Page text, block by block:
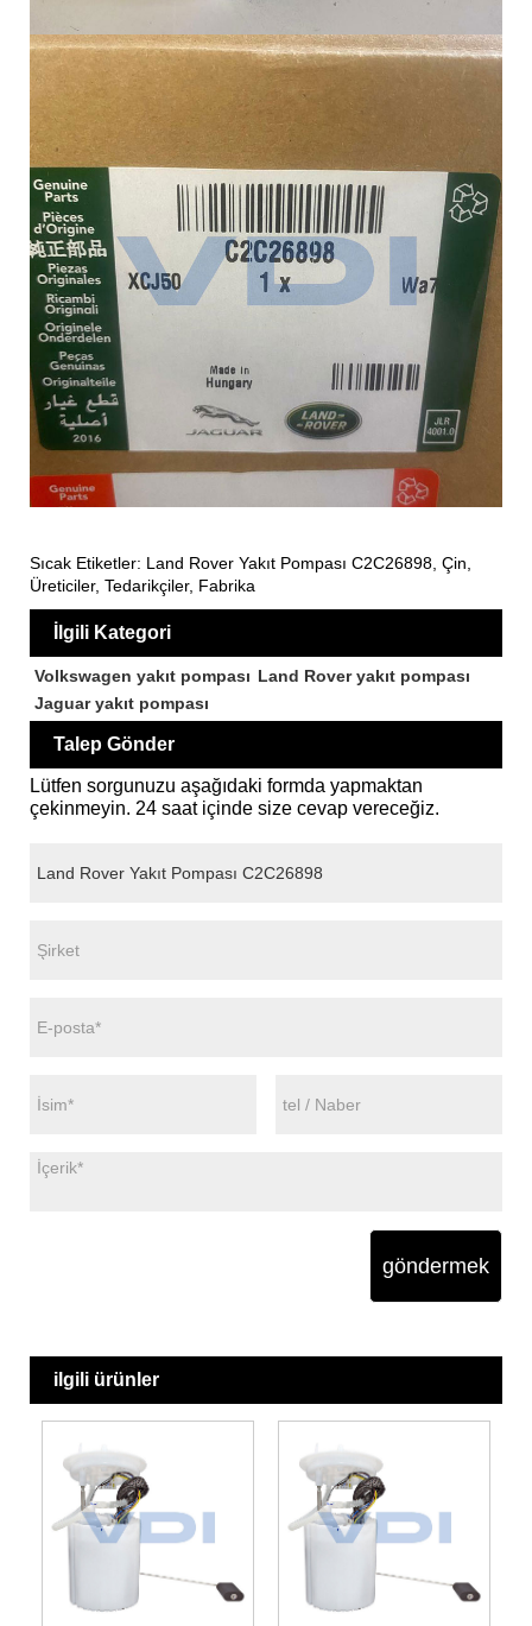
Sıcak Etiketler: Land Rover Yakıt Pompası C2C26898, Çin,
Üreticiler, Tedarikçiler, Fabrika
İlgili Kategori
Volkswagen yakıt pompası Land Rover yakıt pompası
Jaguar yakıt pompası
Talep Gönder
Lütfen sorgunuzu aşağıdaki formda yapmaktan
çekinmeyin. 24 saat içinde size cevap vereceğiz.
göndermek
ilgili ürünler